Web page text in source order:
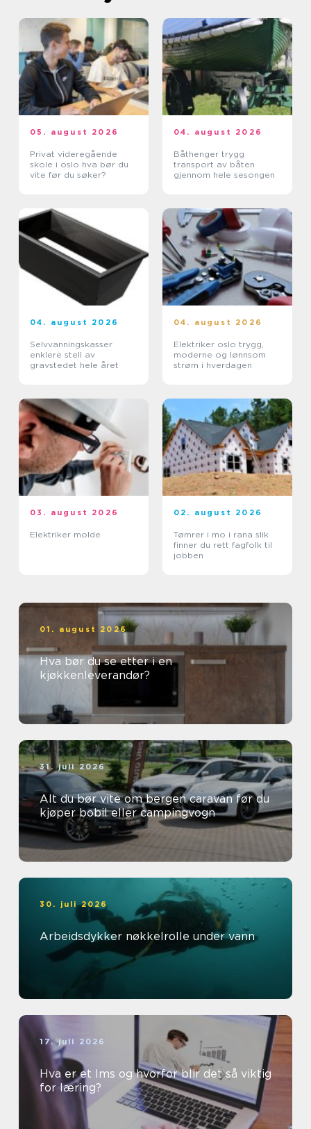
05. august 2026
Privat videregående
skole i oslo hva bør du
vite før du søker?
04. august 2026
Båthenger trygg
transport av båten
gjennom hele sesongen
04. august 2026
Selvvanningskasser
enklere stell av
gravstedet hele året
04. august 2026
Elektriker oslo trygg,
moderne og lønnsom
strøm i hverdagen
03. august 2026
Elektriker molde
02. august 2026
Tømrer i mo i rana slik
finner du rett fagfolk til
jobben
01. august 2026
Hva bør du se etter i en
kjøkkenleverandør?
31. juli 2026
Alt du bør vite om bergen caravan før du
kjøper bobil eller campingvogn
30. juli 2026
Arbeidsdykker nøkkelrolle under vann
17. juli 2026
Hva er et lms og hvorfor blir det så viktig
for læring?